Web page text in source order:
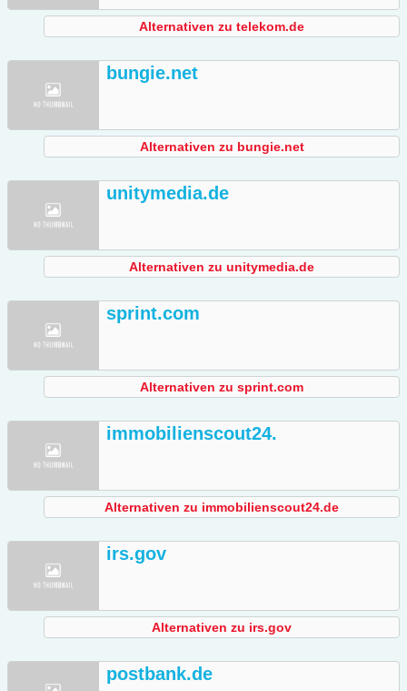
Alternativen zu telekom.de
bungie.net
Alternativen zu bungie.net
unitymedia.de
Alternativen zu unitymedia.de
sprint.com
Alternativen zu sprint.com
immobilienscout24.
Alternativen zu immobilienscout24.de
irs.gov
Alternativen zu irs.gov
postbank.de